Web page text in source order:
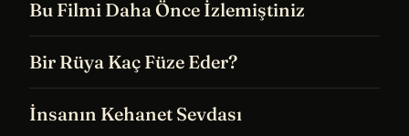
Bu Filmi Daha Önce İzlemiştiniz
Bir Rüya Kaç Füze Eder?
İnsanın Kehanet Sevdası